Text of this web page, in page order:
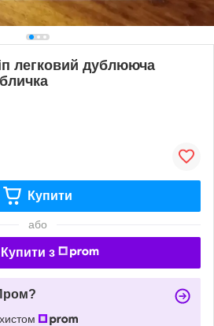
легковий дублююча
Купити
або
Купити з